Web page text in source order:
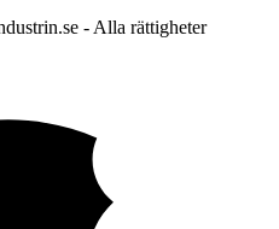
- Alla rättigheter